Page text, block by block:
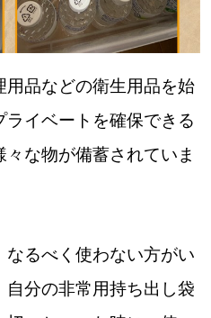
品などの衛生用品を始
イベートを確保できる
な物が備蓄されていま
るべく使わない方がい
分の非常用持ち出し袋